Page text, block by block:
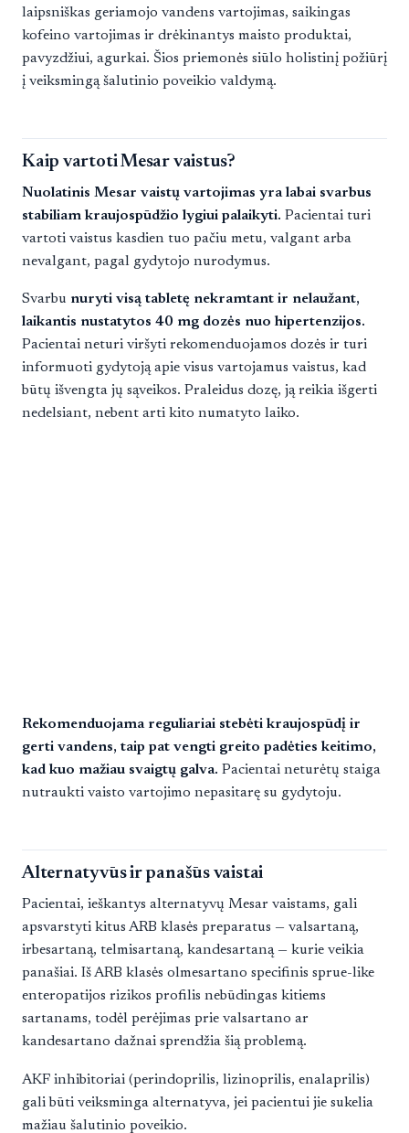
laipsniškas geriamojo vandens vartojimas, saikingas
kofeino vartojimas ir drėkinantys maisto produktai,
pavyzdžiui, agurkai. Šios priemonės siūlo holistinį požiūrį
į veiksmingą šalutinio poveikio valdymą.
Kaip vartoti Mesar vaistus?
Nuolatinis Mesar vaistų vartojimas yra labai svarbus
stabiliam kraujospūdžio lygiui palaikyti. Pacientai turi
vartoti vaistus kasdien tuo pačiu metu, valgant arba
nevalgant, pagal gydytojo nurodymus.
Svarbu nuryti visą tabletę nekramtant ir nelaužant,
laikantis nustatytos 40 mg dozės nuo hipertenzijos.
Pacientai neturi viršyti rekomenduojamos dozės ir turi
informuoti gydytoją apie visus vartojamus vaistus, kad
būtų išvengta jų sąveikos. Praleidus dozę, ją reikia išgerti
nedelsiant, nebent arti kito numatyto laiko.
Rekomenduojama reguliariai stebėti kraujospūdį ir
gerti vandens, taip pat vengti greito padėties keitimo,
kad kuo mažiau svaigtų galva. Pacientai neturėtų staiga
nutraukti vaisto vartojimo nepasitarę su gydytoju.
Alternatyvūs ir panašūs vaistai
Pacientai, ieškantys alternatyvų Mesar vaistams, gali
apsvarstyti kitus ARB klasės preparatus — valsartaną,
irbesartaną, telmisartaną, kandesartaną — kurie veikia
panašiai. Iš ARB klasės olmesartano specifinis sprue-like
enteropatijos rizikos profilis nebūdingas kitiems
sartanams, todėl perėjimas prie valsartano ar
kandesartano dažnai sprendžia šią problemą.
AKF inhibitoriai (perindoprilis, lizinoprilis, enalaprilis)
gali būti veiksminga alternatyva, jei pacientui jie sukelia
mažiau šalutinio poveikio.